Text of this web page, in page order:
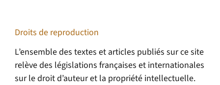
Droits de reproduction
L’ensemble des textes et articles publiés sur ce site
relève des législations françaises et internationales
sur le droit d’auteur et la propriété intellectuelle.